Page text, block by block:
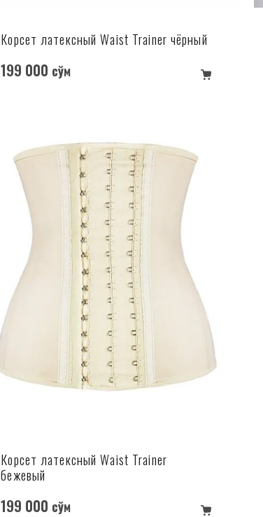
Корсет латексный Waist Trainer чёрный
199 000 сўм
Корсет латексный Waist Trainer
бежевый
199 000 сўм